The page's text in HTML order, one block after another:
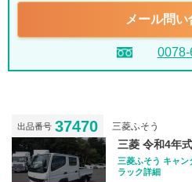
メール問い
0078-
出品番号 37470 三菱ふそう
三菱 令和4年
三菱ふそう キャ
ラック詳細